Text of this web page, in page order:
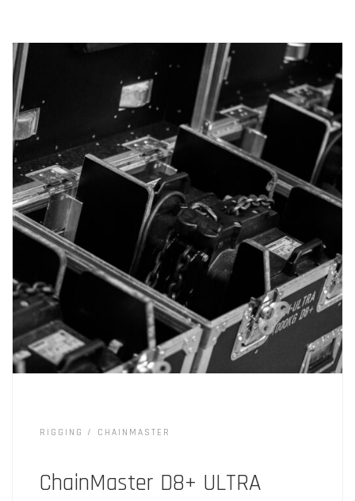
RIGGING CHAINMASTER
ChainMaster D8+ ULTRA